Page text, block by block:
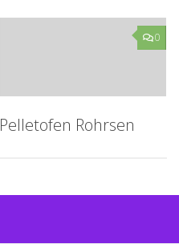
0
Pelletofen Rohrsen